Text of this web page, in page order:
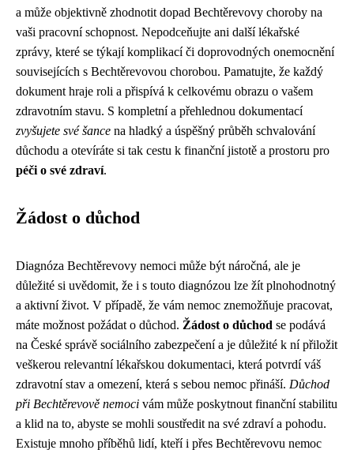
a může objektivně zhodnotit dopad Bechtěrevovy choroby na
vaši pracovní schopnost. Nepodceňujte ani další lékařské
zprávy, které se týkají komplikací či doprovodných onemocnění
souvisejících s Bechtěrevovou chorobou. Pamatujte, že každý
dokument hraje roli a přispívá k celkovému obrazu o vašem
zdravotním stavu. S kompletní a přehlednou dokumentací
zvyšujete své šance na hladký a úspěšný průběh schvalování
důchodu a otevíráte si tak cestu k finanční jistotě a prostoru pro
péči o své zdraví.
Žádost o důchod
Diagnóza Bechtěrevovy nemoci může být náročná, ale je
důležité si uvědomit, že i s touto diagnózou lze žít plnohodnotný
a aktivní život. V případě, že vám nemoc znemožňuje pracovat,
máte možnost požádat o důchod. Žádost o důchod se podává
na České správě sociálního zabezpečení a je důležité k ní přiložit
veškerou relevantní lékařskou dokumentaci, která potvrdí váš
zdravotní stav a omezení, která s sebou nemoc přináší. Důchod
při Bechtěrevově nemoci vám může poskytnout finanční stabilitu
a klid na to, abyste se mohli soustředit na své zdraví a pohodu.
Existuje mnoho příběhů lidí, kteří i přes Bechtěrevovu nemoc